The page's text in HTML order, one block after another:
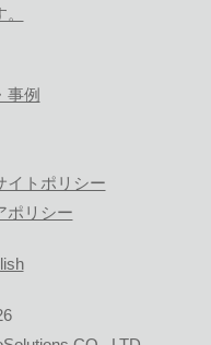
事例
イトポリシー
ポリシー